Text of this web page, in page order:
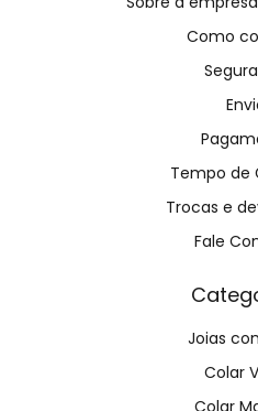
Como
Tempo de
Trocas e
Fale
Joias
Colar